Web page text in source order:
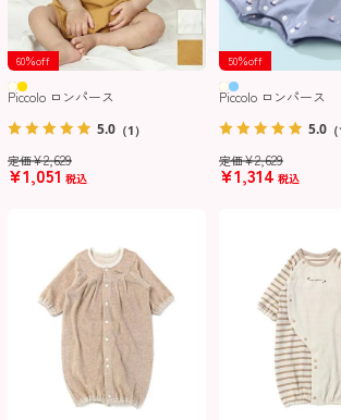
60％off
Piccolo ロンパース
5.0 （1）
定価¥2,629
¥1,051 税込
50％off
Piccolo ロンパース
5.0
定価¥2,629
¥1,314 税込